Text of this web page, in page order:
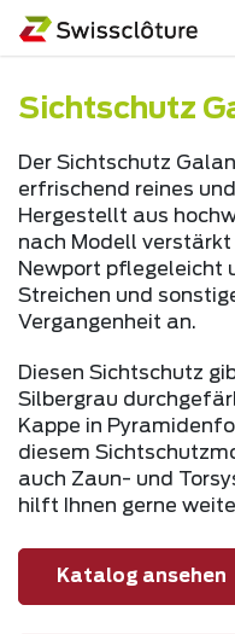
Sichtschutz
Der Sichtschutz
erfrischend reines
Hergestellt aus
nach Modell
Newport pflegeleicht
Streichen und
Vergangenheit an.
Diesen Sichtschutz
Silbergrau
Kappe in
diesem
auch Zaun- und
hilft Ihnen gerne
Katalog ansehen